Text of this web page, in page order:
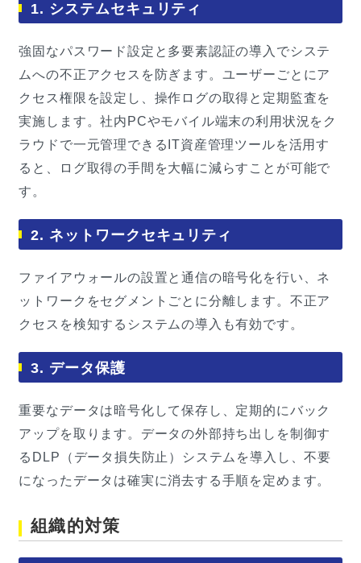
1. システムセキュリティ
強固なパスワード設定と多要素認証の導入でシステ
ムへの不正アクセスを防ぎます。ユーザーごとにア
クセス権限を設定し、操作ログの取得と定期監査を
実施します。社内PCやモバイル端末の利用状況をク
ラウドで一元管理できるIT資産管理ツールを活用す
ると、ログ取得の手間を大幅に減らすことが可能で
す。
2. ネットワークセキュリティ
ファイアウォールの設置と通信の暗号化を行い、ネ
ットワークをセグメントごとに分離します。不正ア
クセスを検知するシステムの導入も有効です。
3. データ保護
重要なデータは暗号化して保存し、定期的にバック
アップを取ります。データの外部持ち出しを制御す
るDLP（データ損失防止）システムを導入し、不要
になったデータは確実に消去する手順を定めます。
組織的対策